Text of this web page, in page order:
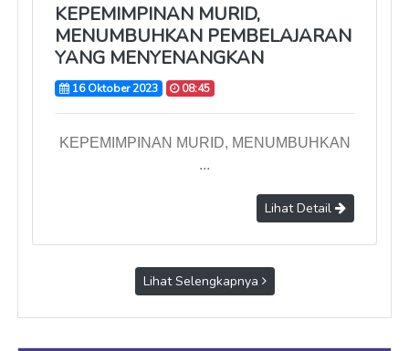
KEPEMIMPINAN MURID,
MENUMBUHKAN PEMBELAJARAN
YANG MENYENANGKAN
16 Oktober 2023 08:45
KEPEMIMPINAN MURID, MENUMBUHKAN
...
Lihat Detail
Lihat Selengkapnya